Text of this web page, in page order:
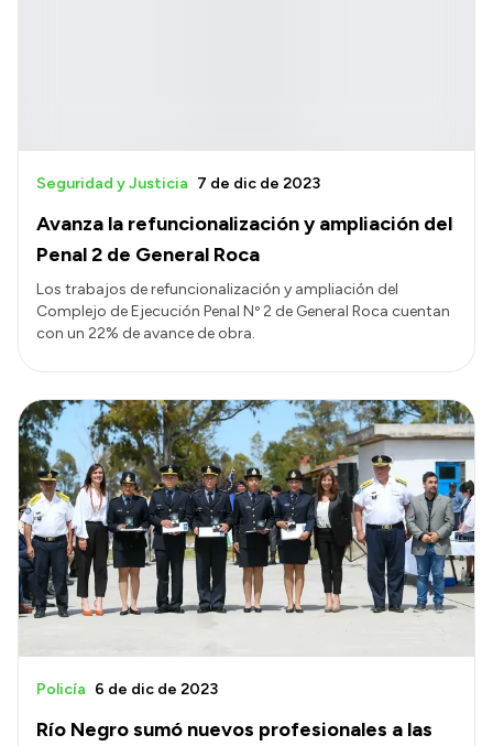
Avanza la refuncionalización y ampliación del
Penal 2 de General Roca
Seguridad y Justicia 7 de dic de 2023
Los trabajos de refuncionalización y ampliación del
Complejo de Ejecución Penal Nº 2 de General Roca cuentan
con un 22% de avance de obra.
Río Negro sumó nuevos profesionales a las
Policía 6 de dic de 2023